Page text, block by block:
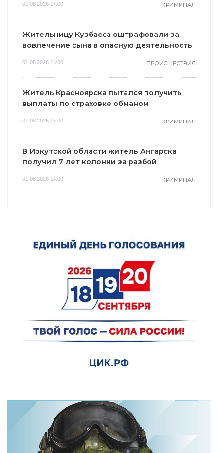
01.08.2026 17:00 КРИМИНАЛ
Жительницу Кузбасса оштрафовали за
вовлечение сына в опасную деятельность
01.08.2026 16:00 ПРОИСШЕСТВИЯ
Житель Красноярска пытался получить
выплаты по страховке обманом
01.08.2026 15:00 КРИМИНАЛ
В Иркутской области житель Ангарска
получил 7 лет колонии за разбой
01.08.2026 14:00 КРИМИНАЛ